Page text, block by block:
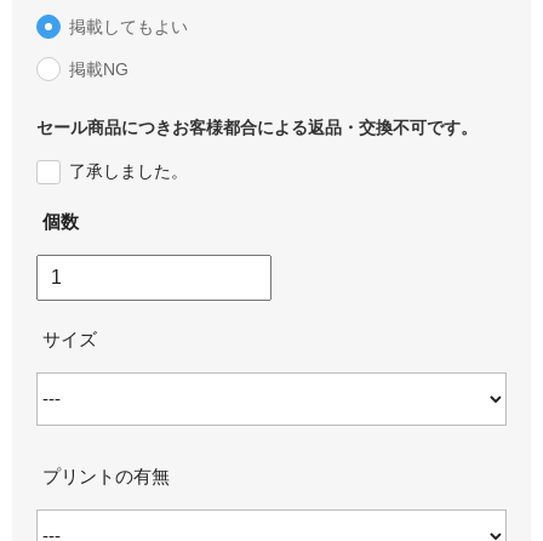
掲載してもよい
掲載NG
セール商品につきお客様都合による返品・交換不可です。
了承しました。
個数
サイズ
プリントの有無